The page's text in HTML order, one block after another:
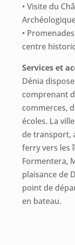
• Visite du
•
centre
Services et
Dénia
comprenant
commerces,
écoles. La
de transport,
ferry vers les
Formentera,
plaisance de
point de
en bateau.